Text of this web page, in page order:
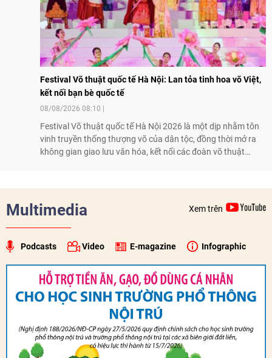
Festival Võ thuật quốc tế Hà Nội: Lan tỏa tinh hoa võ Việt,
kết nối bạn bè quốc tế
08/08/2026 08:10
Festival Võ thuật quốc tế Hà Nội 2026 là một dịp nhằm tôn
vinh truyền thống thượng võ của dân tộc, đồng thời mở ra
không gian giao lưu văn hóa, kết nối các đoàn võ thuật
Multimedia Xem trên
Podcasts Video E-magazine Infographic